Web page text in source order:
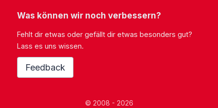
Was können wir noch verbessern?
Fehlt dir etwas oder gefällt dir etwas besonders gut?
Lass es uns wissen.
Feedback
© 2008 - 2026